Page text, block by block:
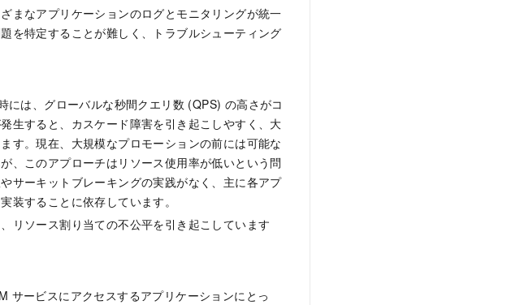
まなアプリケーションのログとモニタリングが統一
を特定することが難しく、トラブルシューティング
は、グローバルな秒間クエリ数 (QPS) の高さがコ
生すると、カスケード障害を引き起こしやすく、大
す。現在、大規模なプロモーションの前には可能な
、このアプローチはリソース使用率が低いという問
サーキットブレーキングの実践がなく、主に各アプ
装することに依存しています。
リソース割り当ての不公平を引き起こしています
ービスにアクセスするアプリケーションにとっ